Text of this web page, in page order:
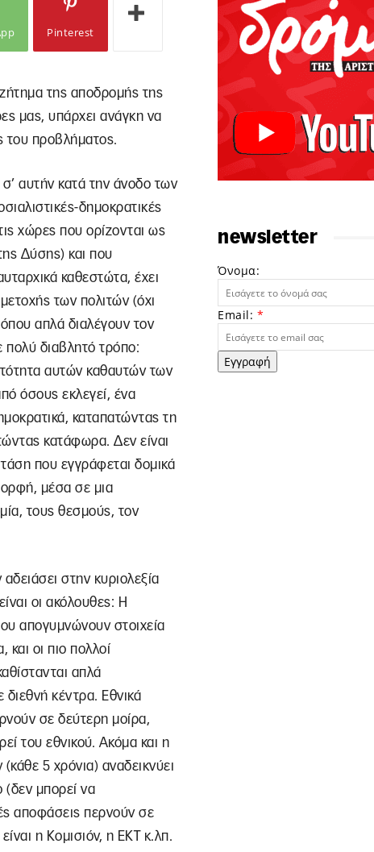
Pinterest
της αποδρομής της
μας, υπάρχει ανάγκη να
του προβλήματος.
αυτήν κατά την άνοδο των
δημοκρατικές
χώρες που ορίζονται ως
Δύσης) και που
καθεστώτα, έχει
των πολιτών (όχι
απλά διαλέγουν τον
πολύ διαβλητό τρόπο:
αυτών καθαυτών των
όσους εκλεγεί, ένα
καταπατώντας τη
κατάφωρα. Δεν είναι
που εγγράφεται δομικά
μέσα σε μια
τους θεσμούς, τον
στην κυριολεξία
οι ακόλουθες: Η
απογυμνώνουν στοιχεία
οι πιο πολλοί
απλά
κέντρα. Εθνικά
σε δεύτερη μοίρα,
του εθνικού. Ακόμα και η
5 χρόνια) αναδεικνύει
(δεν μπορεί να
αποφάσεις περνούν σε
η Κομισιόν, η ΕΚΤ κ.λπ.
newsletter
Όνομα:
Email: *
Εγγραφή